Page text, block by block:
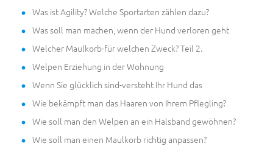
Was ist Agility? Welche Sportarten zählen dazu?
Was soll man machen, wenn der Hund verloren geht
Welcher Maulkorb-für welchen Zweck? Teil 2.
Welpen Erziehung in der Wohnung
Wenn Sie glücklich sind-versteht Ihr Hund das
Wie bekämpft man das Haaren von Ihrem Pflegling?
Wie soll man den Welpen an ein Halsband gewöhnen?
Wie soll man einen Maulkorb richtig anpassen?